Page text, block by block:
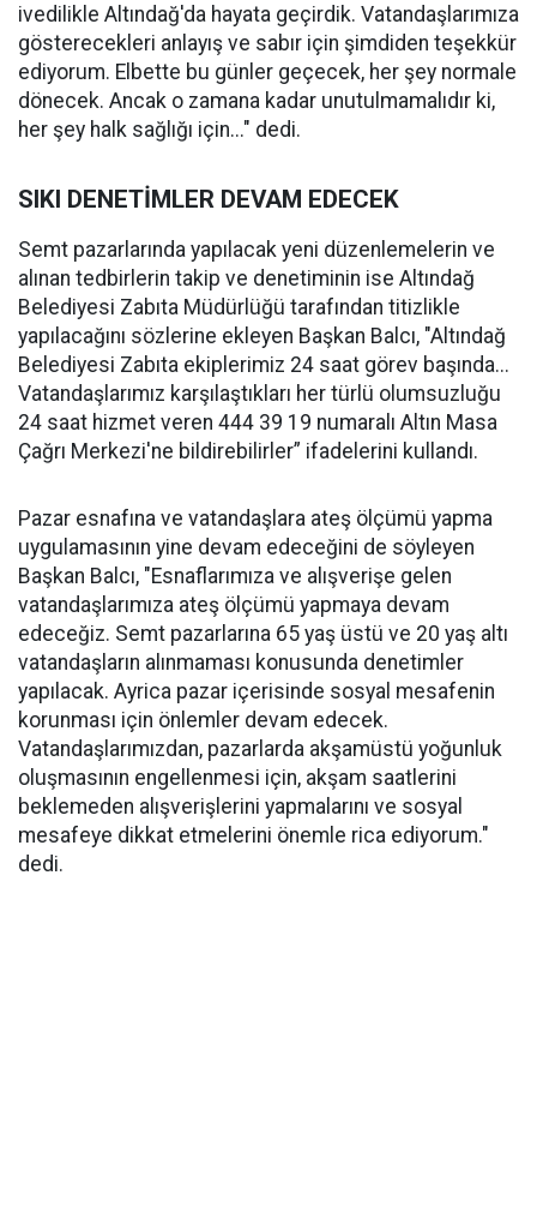
ivedilikle Altındağ'da hayata geçirdik. Vatandaşlarımıza
gösterecekleri anlayış ve sabır için şimdiden teşekkür
ediyorum. Elbette bu günler geçecek, her şey normale
dönecek. Ancak o zamana kadar unutulmamalıdır ki,
her şey halk sağlığı için..." dedi.
SIKI DENETİMLER DEVAM EDECEK
Semt pazarlarında yapılacak yeni düzenlemelerin ve
alınan tedbirlerin takip ve denetiminin ise Altındağ
Belediyesi Zabıta Müdürlüğü tarafından titizlikle
yapılacağını sözlerine ekleyen Başkan Balcı, "Altındağ
Belediyesi Zabıta ekiplerimiz 24 saat görev başında...
Vatandaşlarımız karşılaştıkları her türlü olumsuzluğu
24 saat hizmet veren 444 39 19 numaralı Altın Masa
Çağrı Merkezi'ne bildirebilirler” ifadelerini kullandı.
Pazar esnafına ve vatandaşlara ateş ölçümü yapma
uygulamasının yine devam edeceğini de söyleyen
Başkan Balcı, "Esnaflarımıza ve alışverişe gelen
vatandaşlarımıza ateş ölçümü yapmaya devam
edeceğiz. Semt pazarlarına 65 yaş üstü ve 20 yaş altı
vatandaşların alınmaması konusunda denetimler
yapılacak. Ayrica pazar içerisinde sosyal mesafenin
korunması için önlemler devam edecek.
Vatandaşlarımızdan, pazarlarda akşamüstü yoğunluk
oluşmasının engellenmesi için, akşam saatlerini
beklemeden alışverişlerini yapmalarını ve sosyal
mesafeye dikkat etmelerini önemle rica ediyorum."
dedi.